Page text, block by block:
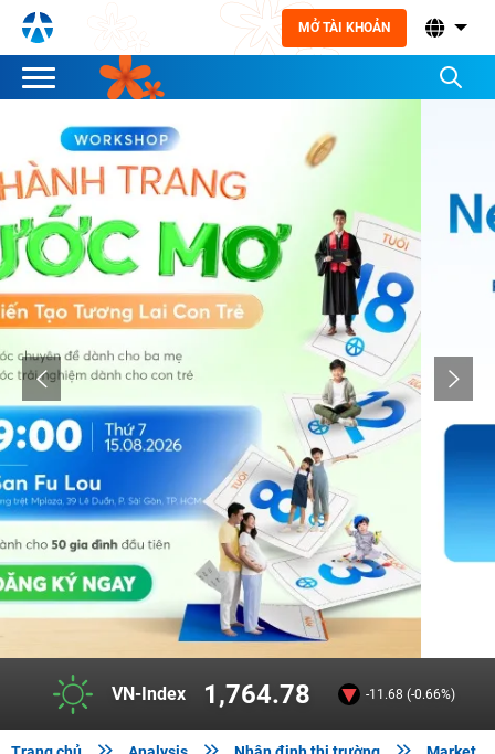
MỞ TÀI KHOẢN
VN-Index 1,764.78 -11.68 (-0.66%)